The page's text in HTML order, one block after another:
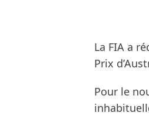
La FIA a
Prix
Pour le